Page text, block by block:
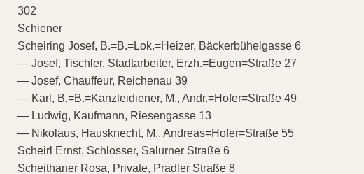
302
Schiener
Scheiring Josef, B.=B.=Lok.=Heizer, Bäckerbühelgasse 6
— Josef, Tischler, Stadtarbeiter, Erzh.=Eugen=Straße 27
— Josef, Chauffeur, Reichenau 39
— Karl, B.=B.=Kanzleidiener, M., Andr.=Hofer=Straße 49
— Ludwig, Kaufmann, Riesengasse 13
— Nikolaus, Hausknecht, M., Andreas=Hofer=Straße 55
Scheirl Ernst, Schlosser, Salurner Straße 6
Scheithaner Rosa, Private, Pradler Straße 8